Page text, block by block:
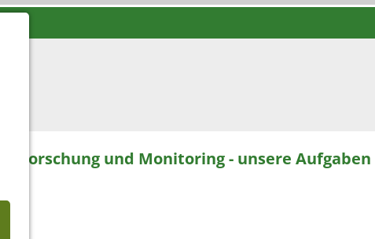
Forschung und Monitoring - unsere Aufgaben